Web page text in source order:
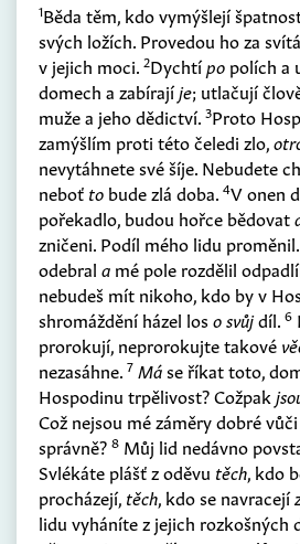
1Běda těm, kdo vymýšlejí
svých ložích. Provedou ho za
v jejich moci. 2Dychtípo polích a
domech a zabírajíje; utlačují
muže a jeho dědictví. 3Proto
zamýšlím proti této čeledi zlo,
nevytáhnete své šíje. Nebudete
neboť to bude zlá doba. 4V onen
pořekadlo, budou hořce bědovat
zničeni. Podíl mého lidu
odebral a mé pole rozdělil
nebudeš mít nikoho, kdo by v
shromáždění házel loso svůjdíl. 6
prorokují, neprorokujte takové
nezasáhne. 7 Máse říkat toto,
Hospodinu trpělivost? Cožpak
Což nejsou mé záměry dobré
správně? 8 Můj lid nedávno
Svlékáte plášť z oděvu těch, kdo
procházejí, těch, kdo se navracejí
lidu vyháníte z jejich rozkošných